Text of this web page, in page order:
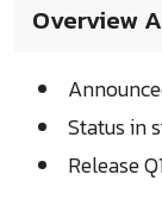
Overview
Status in
Release